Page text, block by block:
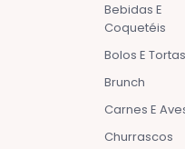
Bebidas E
Coquetéis
Bolos E Tortas
Brunch
Carnes E
Churrascos